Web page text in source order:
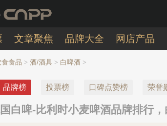
文章聚焦 品牌大全 网店产品
食食品 > 酒/酒具 > 白啤酒 >
品牌榜 投票榜 口碑点赞榜 荣誉
白啤-比利时小麦啤酒品牌排行，